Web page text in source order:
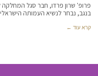
פרופ' שרון פרדו, חבר סגל המחלקה
בנגב, נבחר לנשיא העמותה
קרא עוד ←